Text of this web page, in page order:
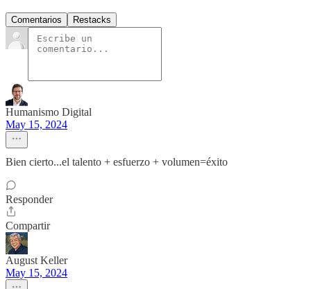
Comentarios Restacks
Humanismo Digital
May 15, 2024
Bien cierto...el talento + esfuerzo + volumen=éxito
Responder
Compartir
August Keller
May 15, 2024